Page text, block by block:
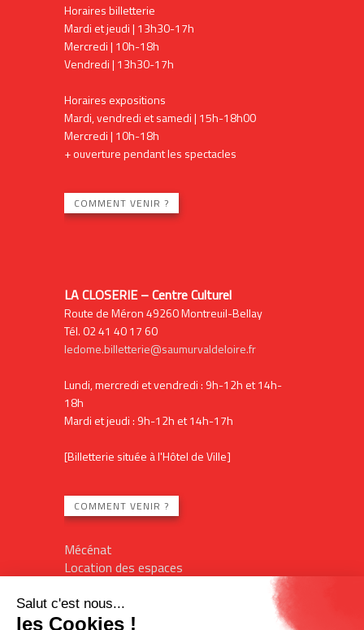
Horaires billetterie
Mardi et jeudi | 13h30-17h
Mercredi | 10h-18h
Vendredi | 13h30-17h
Horaires expositions
Mardi, vendredi et samedi | 15h-18h00
Mercredi | 10h-18h
+ ouverture pendant les spectacles
COMMENT VENIR ?
LA CLOSERIE – Centre Culturel
Route de Méron 49260 Montreuil-Bellay
Tél. 02 41 40 17 60
ledome.billetterie@saumurvaldeloire.fr
Lundi, mercredi et vendredi : 9h-12h et 14h-
18h
Mardi et jeudi : 9h-12h et 14h-17h
[Billetterie située à l'Hôtel de Ville]
COMMENT VENIR ?
Mécénat
Location des espaces
Plan du site
Mentions légales